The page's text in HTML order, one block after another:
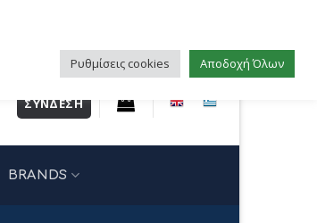
ΣΎΝΔΕΣΗ
BRANDS
Ρυθμίσεις cookies Αποδοχή Όλων